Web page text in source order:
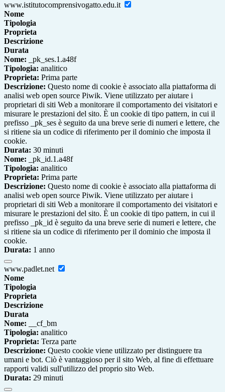
www.istitutocomprensivogatto.edu.it
Nome
Tipologia
Proprieta
Descrizione
Durata
Nome: _pk_ses.1.a48f
Tipologia: analitico
Proprieta: Prima parte
Descrizione: Questo nome di cookie è associato alla piattaforma di
analisi web open source Piwik. Viene utilizzato per aiutare i
proprietari di siti Web a monitorare il comportamento dei visitatori e
misurare le prestazioni del sito. È un cookie di tipo pattern, in cui il
prefisso _pk_ses è seguito da una breve serie di numeri e lettere, che
si ritiene sia un codice di riferimento per il dominio che imposta il
cookie.
Durata: 30 minuti
Nome: _pk_id.1.a48f
Tipologia: analitico
Proprieta: Prima parte
Descrizione: Questo nome di cookie è associato alla piattaforma di
analisi web open source Piwik. Viene utilizzato per aiutare i
proprietari di siti Web a monitorare il comportamento dei visitatori e
misurare le prestazioni del sito. È un cookie di tipo pattern, in cui il
prefisso _pk_id è seguito da una breve serie di numeri e lettere, che
si ritiene sia un codice di riferimento per il dominio che imposta il
cookie.
Durata: 1 anno
www.padlet.net
Nome
Tipologia
Proprieta
Descrizione
Durata
Nome: __cf_bm
Tipologia: analitico
Proprieta: Terza parte
Descrizione: Questo cookie viene utilizzato per distinguere tra
umani e bot. Ciò è vantaggioso per il sito Web, al fine di effettuare
rapporti validi sull'utilizzo del proprio sito Web.
Durata: 29 minuti